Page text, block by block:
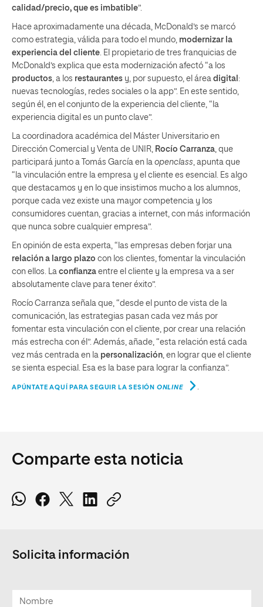
calidad/precio, que es imbatible”.
Hace aproximadamente una década, McDonald’s se marcó
como estrategia, válida para todo el mundo, modernizar la
experiencia del cliente . El propietario de tres franquicias de
McDonald’s explica que esta modernización afectó “a los
productos , a los restaurantes y, por supuesto, el área digital :
nuevas tecnologías, redes sociales o la app”. En este sentido,
según él, en el conjunto de la experiencia del cliente, “la
experiencia digital es un punto clave”.
La coordinadora académica del Máster Universitario en
Dirección Comercial y Venta de UNIR, Rocío Carranza , que
participará junto a Tomás García en la openclass , apunta que
“la vinculación entre la empresa y el cliente es esencial. Es algo
que destacamos y en lo que insistimos mucho a los alumnos,
porque cada vez existe una mayor competencia y los
consumidores cuentan, gracias a internet, con más información
que nunca sobre cualquier empresa”.
En opinión de esta experta, “las empresas deben forjar una
relación a largo plazo con los clientes, fomentar la vinculación
con ellos. La confianza entre el cliente y la empresa va a ser
absolutamente clave para tener éxito”.
Rocío Carranza señala que, “desde el punto de vista de la
comunicación, las estrategias pasan cada vez más por
fomentar esta vinculación con el cliente, por crear una relación
más estrecha con él”. Además, añade, “esta relación está cada
vez más centrada en la personalización , en lograr que el cliente
se sienta especial. Esa es la base para lograr la confianza”.
APÚNTATE AQUÍ PARA SEGUIR LA SESIÓN ONLINE
Comparte esta noticia
Solicita información